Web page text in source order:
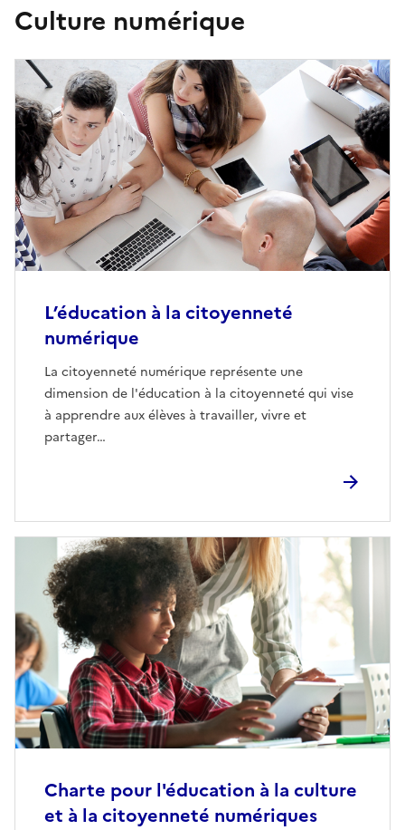
Culture numérique
L’éducation à la citoyenneté
numérique
La citoyenneté numérique représente une
dimension de l'éducation à la citoyenneté qui vise
à apprendre aux élèves à travailler, vivre et
partager…
Charte pour l'éducation à la culture
et à la citoyenneté numériques